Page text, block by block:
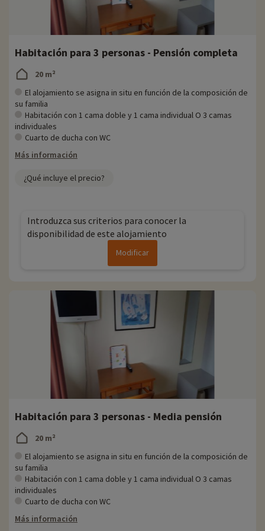
Habitación para 3 personas - Pensión completa
20 m²
El alojamiento se asigna in situ en función de la composición de
su familia
Habitación con 1 cama doble y 1 cama individual O 3 camas
individuales
Cuarto de ducha con WC
Más información
¿Qué incluye el precio?
Introduzca sus criterios para conocer la
disponibilidad de este alojamiento
Modificar
Habitación para 3 personas - Media pensión
20 m²
El alojamiento se asigna in situ en función de la composición de
su familia
Habitación con 1 cama doble y 1 cama individual O 3 camas
individuales
Cuarto de ducha con WC
Más información